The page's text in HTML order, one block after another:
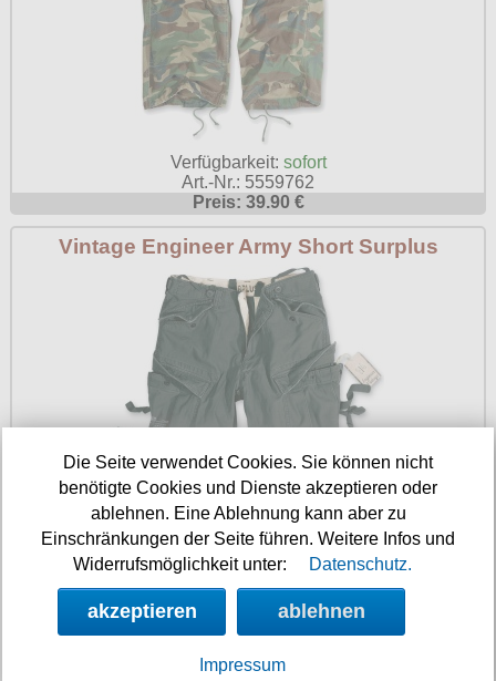
Verfügbarkeit: sofort
Art.-Nr.: 5559762
Preis: 39.90 €
Vintage Engineer Army Short Surplus
Verfügbarkeit:
Preis: 39.90 €
Die Seite verwendet Cookies. Sie können nicht
benötigte Cookies und Dienste akzeptieren oder
ablehnen. Eine Ablehnung kann aber zu
Einschränkungen der Seite führen. Weitere Infos und
Widerrufsmöglichkeit unter:
Datenschutz.
akzeptieren ablehnen
Impressum